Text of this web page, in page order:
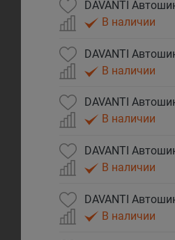
DAVANTI
В наличии
DAVANTI
В наличии
DAVANTI
В наличии
DAVANTI
В наличии
DAVANTI
В наличии